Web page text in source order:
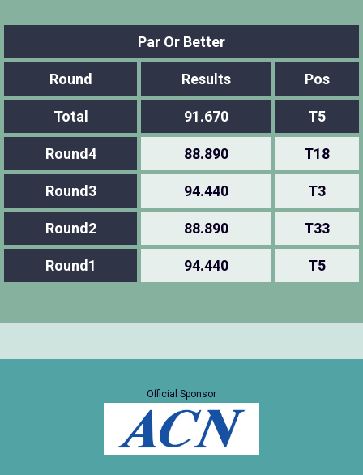
Par Or Better
Round Results Pos
Total 91.670 T5
Round4 88.890 T18
Round3 94.440 T3
Round2 88.890 T33
Round1 94.440 T5
Official Sponsor